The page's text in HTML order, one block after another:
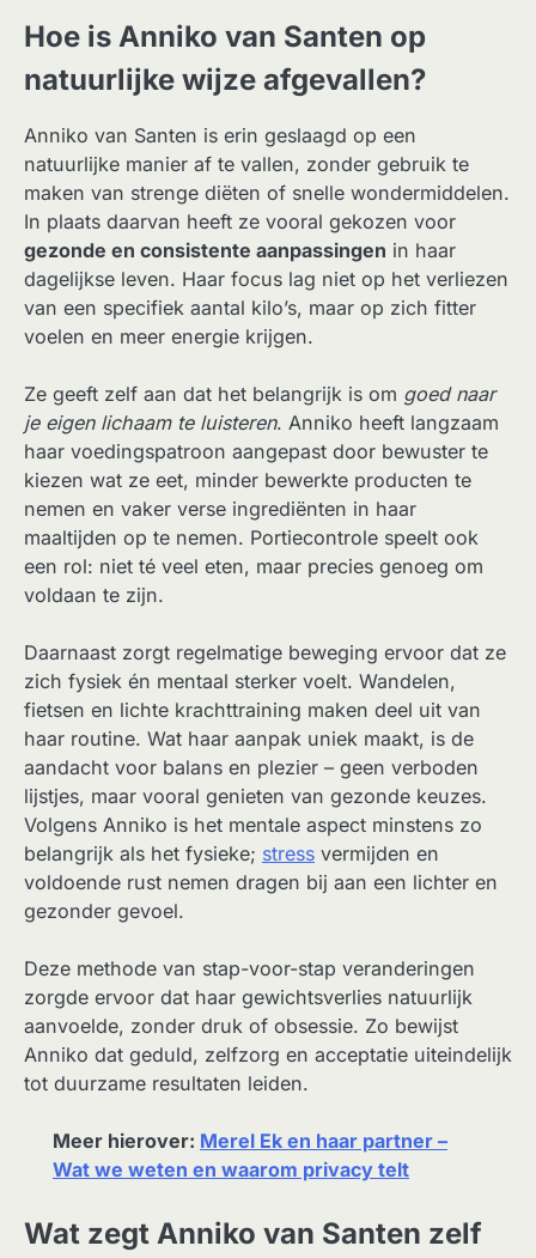
Hoe is Anniko van Santen op
natuurlijke wijze afgevallen?
Anniko van Santen is erin geslaagd op een
natuurlijke manier af te vallen, zonder gebruik te
maken van strenge diëten of snelle wondermiddelen.
In plaats daarvan heeft ze vooral gekozen voor
gezonde en consistente aanpassingen in haar
dagelijkse leven. Haar focus lag niet op het verliezen
van een specifiek aantal kilo’s, maar op zich fitter
voelen en meer energie krijgen.
Ze geeft zelf aan dat het belangrijk is om goed naar
je eigen lichaam te luisteren. Anniko heeft langzaam
haar voedingspatroon aangepast door bewuster te
kiezen wat ze eet, minder bewerkte producten te
nemen en vaker verse ingrediënten in haar
maaltijden op te nemen. Portiecontrole speelt ook
een rol: niet té veel eten, maar precies genoeg om
voldaan te zijn.
Daarnaast zorgt regelmatige beweging ervoor dat ze
zich fysiek én mentaal sterker voelt. Wandelen,
fietsen en lichte krachttraining maken deel uit van
haar routine. Wat haar aanpak uniek maakt, is de
aandacht voor balans en plezier – geen verboden
lijstjes, maar vooral genieten van gezonde keuzes.
Volgens Anniko is het mentale aspect minstens zo
belangrijk als het fysieke; stress vermijden en
voldoende rust nemen dragen bij aan een lichter en
gezonder gevoel.
Deze methode van stap-voor-stap veranderingen
zorgde ervoor dat haar gewichtsverlies natuurlijk
aanvoelde, zonder druk of obsessie. Zo bewijst
Anniko dat geduld, zelfzorg en acceptatie uiteindelijk
tot duurzame resultaten leiden.
Meer hierover: Merel Ek en haar partner –
Wat we weten en waarom privacy telt
Wat zegt Anniko van Santen zelf